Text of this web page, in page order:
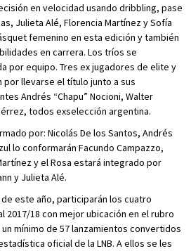
en velocidad usando dribbling, pase
Julieta Alé, Florencia Martínez y Sofía
femenino en esta edición y también
en carrera. Los tríos se
por equipo. Tres ex jugadores de elite y
llevarse el título junto a sus
Andrés “Chapu” Nocioni, Walter
todos exselección argentina.
por: Nicolás De los Santos, Andrés
lo conformarán Facundo Campazzo,
y el Rosa estará integrado por
y Julieta Alé.
este año, participarán los cuatro
2017/18 con mejor ubicación en el rubro
mínimo de 57 lanzamientos convertidos
oficial de la LNB. A ellos se les